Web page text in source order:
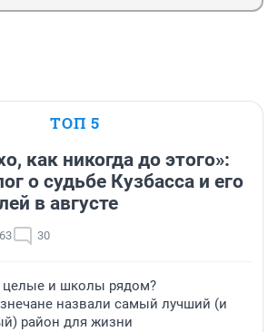
ТОП 5
как никогда до этого»:
о судьбе Кузбасса и его
в августе
30
целые и школы рядом?
назвали самый лучший (и
район для жизни